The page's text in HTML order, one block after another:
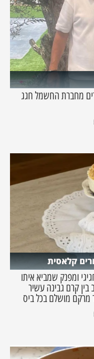
מחברת החשמל חגג
קלאסית
ומפנק שמביא איתו
בין קרם גבינה עשיר
מרקם מושלם בכל ביס